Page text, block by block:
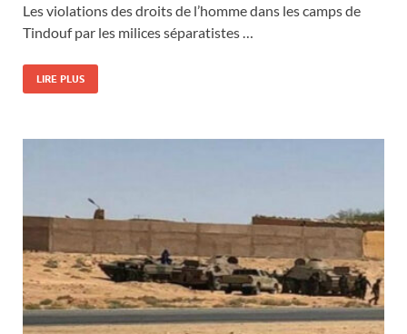
Les violations des droits de l’homme dans les camps de
Tindouf par les milices séparatistes …
LIRE PLUS